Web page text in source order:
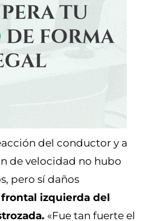
del conductor y a
de velocidad no hubo
pero sí daños
frontal izquierda del
«Fue tan fuerte el